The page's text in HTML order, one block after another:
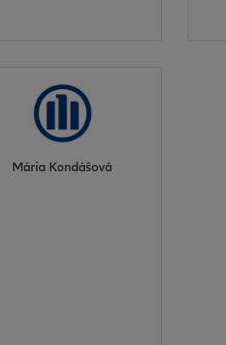
Mária Kondášová